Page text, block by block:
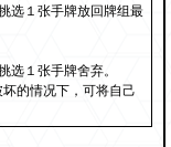
选１张手牌放回牌组最
选１张手牌舍弃。
的情况下，可将自己